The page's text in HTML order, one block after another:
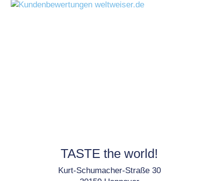
TASTE the world!
Kurt-Schumacher-Straße 30